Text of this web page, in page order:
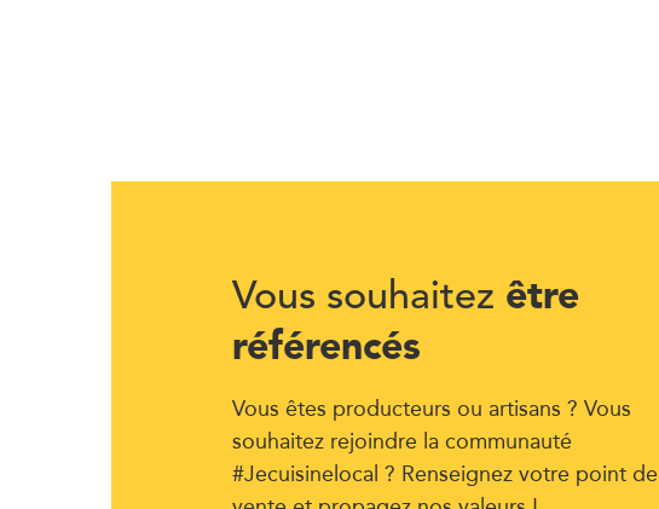
Vous souhaitez être
référencés
Vous êtes producteurs ou artisans ? Vous
souhaitez rejoindre la communauté
#Jecuisinelocal ? Renseignez votre point de